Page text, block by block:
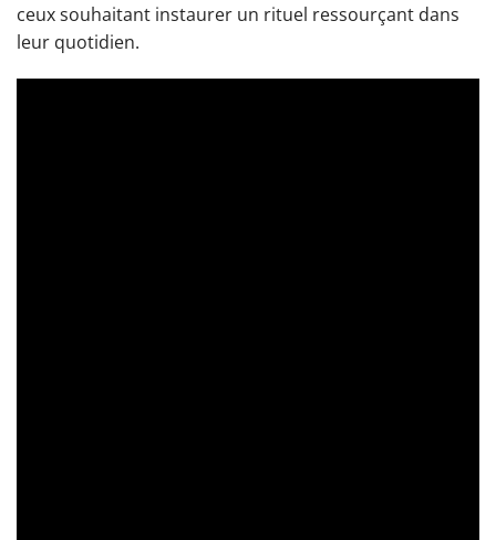
ceux souhaitant instaurer un rituel ressourçant dans
leur quotidien.